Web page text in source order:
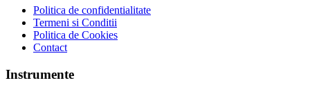
Politica de confidentialitate
Termeni si Conditii
Politica de Cookies
Contact
Instrumente